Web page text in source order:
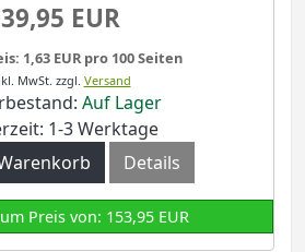
39,95 EUR
1,63 EUR pro 100 Seiten
MwSt. zzgl. Versand
Auf Lager
1-3 Werktage
Details
Preis von: 153,95 EUR